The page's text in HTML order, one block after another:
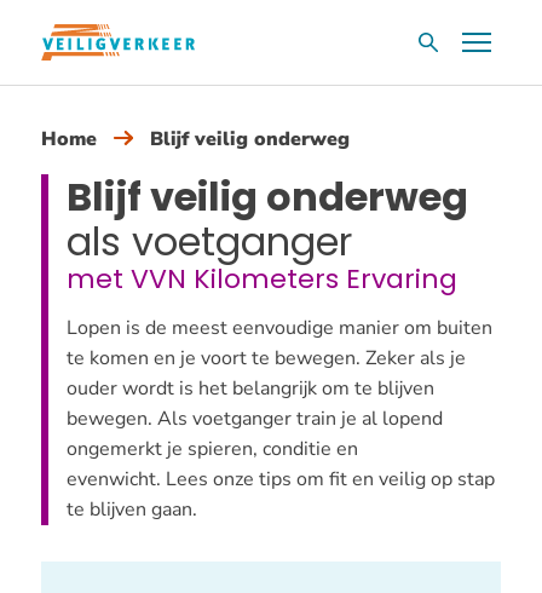
Overslaan
ZoekvakMenu
Home Blijf veilig onderweg
Blijf veilig onderweg
als voetganger
met VVN Kilometers Ervaring
Lopen is de meest eenvoudige manier om buiten
te komen en je voort te bewegen. Zeker als je
ouder wordt is het belangrijk om te blijven
bewegen. Als voetganger train je al lopend
ongemerkt je spieren, conditie en
evenwicht. Lees onze tips om fit en veilig op stap
te blijven gaan.